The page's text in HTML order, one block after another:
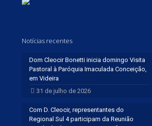
Notícias recentes
Dom Cleocir Bonetti inicia domingo Visita
Pastoral à Paróquia Imaculada Conceição,
em Videira
31 de julho de 2026
Com D. Cleocir, representantes do
Regional Sul 4 participam da Reunião